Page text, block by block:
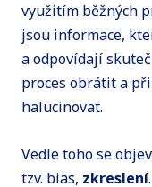
využitím běžných
jsou informace,
a odpovídají
proces obrátit a
halucinovat.
Vedle toho se
tzv. bias, zkreslení